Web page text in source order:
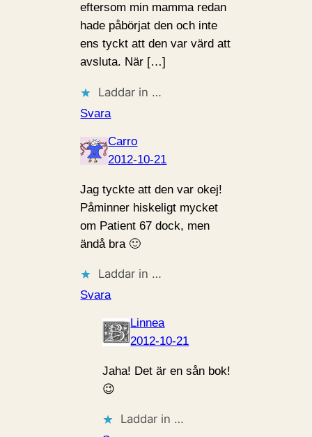
eftersom min mamma redan
hade påbörjat den och inte
ens tyckt att den var värd att
avsluta. När […]
Laddar in …
Svara
Carro
2012-10-21
Jag tyckte att den var okej!
Påminner hiskeligt mycket
om Patient 67 dock, men
ändå bra 🙂
Laddar in …
Svara
Linnea
2012-10-21
Jaha! Det är en sån bok!
😉
Laddar in …